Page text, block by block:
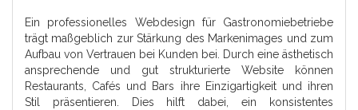
Ein professionelles Webdesign für Gastronomiebetriebe
trägt maßgeblich zur Stärkung des Markenimages und zum
Aufbau von Vertrauen bei Kunden bei. Durch eine ästhetisch
ansprechende und gut strukturierte Website können
Restaurants, Cafés und Bars ihre Einzigartigkeit und ihren
Stil präsentieren. Dies hilft dabei, ein konsistentes